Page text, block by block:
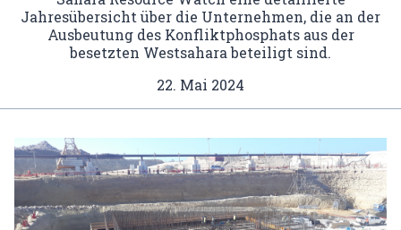
Jahresübersicht über die Unternehmen, die an der
Ausbeutung des Konfliktphosphats aus der
besetzten Westsahara beteiligt sind.
22. Mai 2024